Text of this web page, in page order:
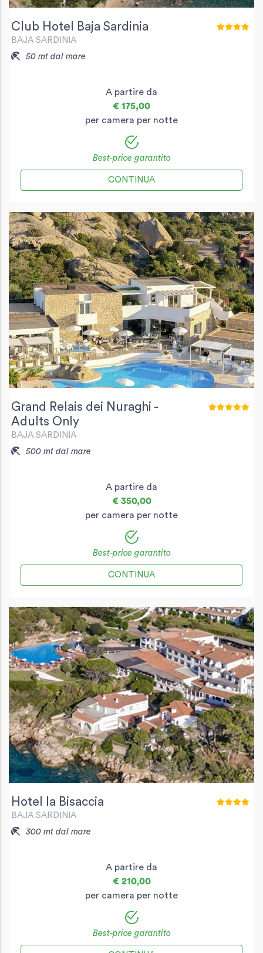
Club Hotel Baja Sardinia
BAJA SARDINIA
50 mt dal mare
A partire da
€ 175,00
per camera per notte
Best-price garantito
CONTINUA
Grand Relais dei Nuraghi -
Adults Only
BAJA SARDINIA
500 mt dal mare
A partire da
€ 350,00
per camera per notte
Best-price garantito
CONTINUA
Hotel la Bisaccia
BAJA SARDINIA
300 mt dal mare
A partire da
€ 210,00
per camera per notte
Best-price garantito